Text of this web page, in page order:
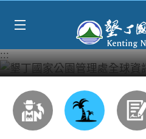
:::